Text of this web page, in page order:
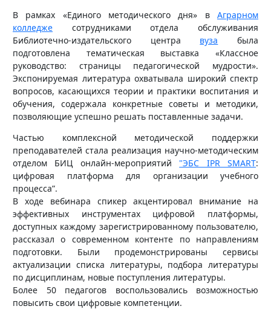
В рамках «Единого методического дня» в Аграрном
колледже сотрудниками отдела обслуживания
Библиотечно-издательского центра вуза была
подготовлена тематическая выставка «Классное
руководство: страницы педагогической мудрости».
Экспонируемая литература охватывала широкий спектр
вопросов, касающихся теории и практики воспитания и
обучения, содержала конкретные советы и методики,
позволяющие успешно решать поставленные задачи.
Частью комплексной методической поддержки
преподавателей стала реализация научно-методическим
отделом БИЦ онлайн-мероприятий "ЭБС IPR SMART:
цифровая платформа для организации учебного
процесса”.
В ходе вебинара спикер акцентировал внимание на
эффективных инструментах цифровой платформы,
доступных каждому зарегистрированному пользователю,
рассказал о современном контенте по направлениям
подготовки. Были продемонстрированы сервисы
актуализации списка литературы, подбора литературы
по дисциплинам, новые поступления литературы.
Более 50 педагогов воспользовались возможностью
повысить свои цифровые компетенции.